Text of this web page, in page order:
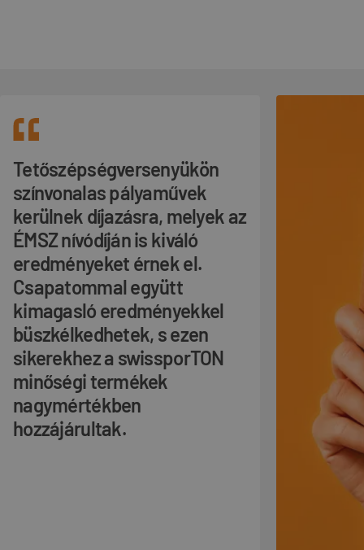
Tetőszépségversenyükön
színvonalas pályaművek
kerülnek díjazásra, melyek az
ÉMSZ nívódíján is kiváló
eredményeket érnek el.
Csapatommal együtt
kimagasló eredményekkel
büszkélkedhetek, s ezen
sikerekhez a swissporTON
minőségi termékek
nagymértékben
hozzájárultak.